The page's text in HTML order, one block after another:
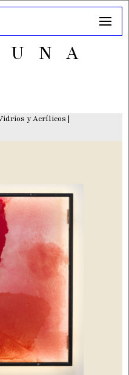
y Acrílicos |